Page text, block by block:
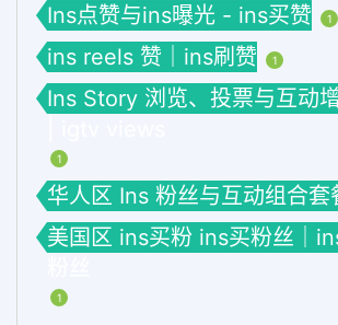
Ins点赞与ins曝光 - ins买赞 1
ins reels 赞｜ins刷赞 1
Ins Story 浏览、投票与互动
1
华人区 Ins 粉丝与互动组合套
美国区 ins买粉 ins买粉丝｜
1